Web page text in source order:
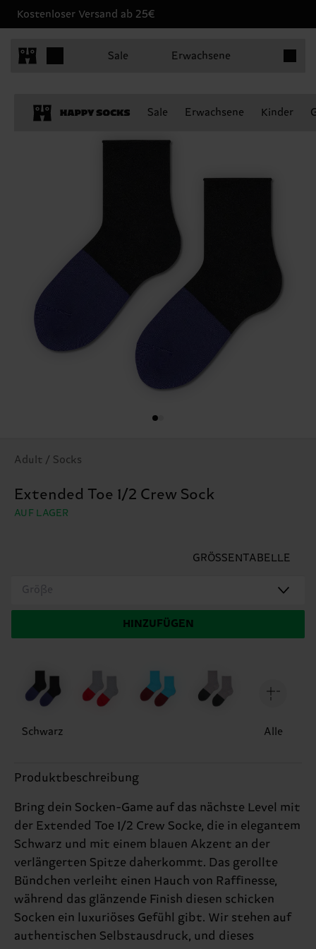
Kostenloser Versand ab 25€
Sale Erwachsene
Sale Erwachsene Kinder
Adult / Socks
Extended Toe 1/2 Crew Sock
AUF LAGER
GRÖSSENTABELLE
Größe
HINZUFÜGEN
Schwarz Alle
Produktbeschreibung
Bring dein Socken-Game auf das nächste Level mit
der Extended Toe 1/2 Crew Socke, die in elegantem
Schwarz und mit einem blauen Akzent an der
verlängerten Spitze daherkommt. Das gerollte
Bündchen verleiht einen Hauch von Raffinesse,
während das glänzende Finish diesen schicken
Socken ein luxuriöses Gefühl gibt. Wir stehen auf
authentischen Selbstausdruck, und dieses